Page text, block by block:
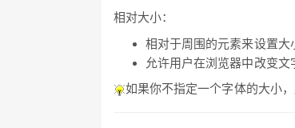
相对大小：
相对于周围的元素来设置大
允许用户在浏览器中改变文
如果你不指定一个字体的大小